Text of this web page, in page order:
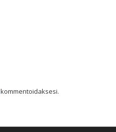
kommentoidaksesi.